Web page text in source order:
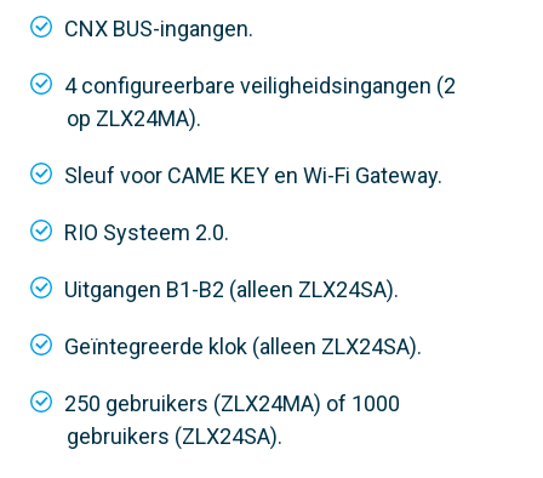
Display
CNX BUS-ingangen.
4 configureerbare veiligheidsingangen (2
op ZLX24MA).
Sleuf voor CAME KEY en Wi-Fi Gateway.
RIO Systeem 2.0.
Uitgangen B1-B2 (alleen ZLX24SA).
Geïntegreerde klok (alleen ZLX24SA).
250 gebruikers (ZLX24MA) of 1000
gebruikers (ZLX24SA).